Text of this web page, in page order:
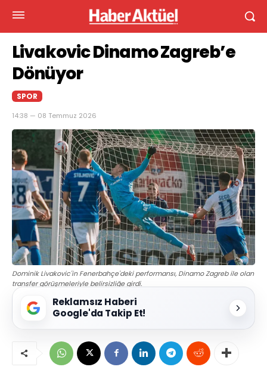
Livakovic Dinamo Zagreb’e
Dönüyor
SPOR
14:38 — 08 Temmuz 2026
Dominik Livakovic'in Fenerbahçe'deki performansı, Dinamo Zagreb ile olan
transfer görüşmeleriyle belirsizliğe girdi.
Reklamsız Haberi
Google'da Takip Et!